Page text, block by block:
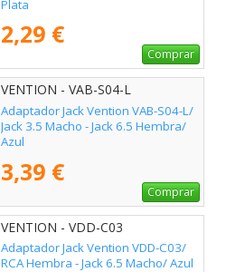
Plata
2,29 €
Comprar
VENTION - VAB-S04-L
Adaptador Jack Vention VAB-S04-L/
Jack 3.5 Macho - Jack 6.5 Hembra/
Azul
3,39 €
Comprar
VENTION - VDD-C03
Adaptador Jack Vention VDD-C03/
RCA Hembra - Jack 6.5 Macho/ Azul